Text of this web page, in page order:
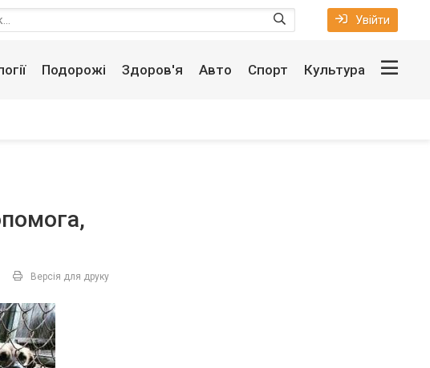
Увійти
Подорожі Здоров'я Авто Спорт Культура
Версія для друку